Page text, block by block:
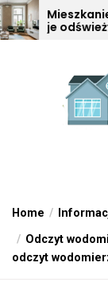
Skip
to
w bloku z duszą
Home
Odczyt
odczyt